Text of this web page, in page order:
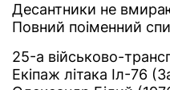
Десантники не
Повний поіменний
25-а військово-
Екіпаж літака Іл-76